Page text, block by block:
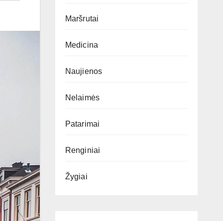
Maršrutai
Medicina
Naujienos
Nelaimės
Patarimai
Renginiai
Žygiai